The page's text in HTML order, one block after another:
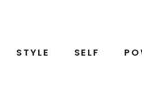
STYLE SELF